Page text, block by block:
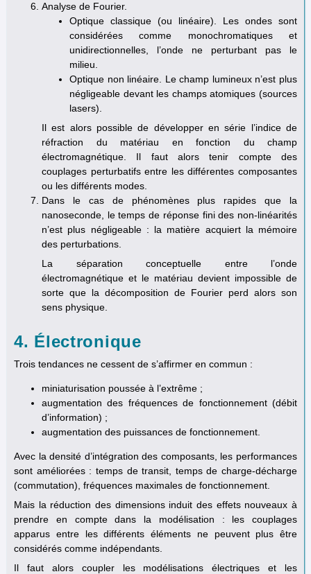
Analyse de Fourier.
Optique classique (ou linéaire). Les ondes sont
considérées comme monochromatiques et
unidirectionnelles, l’onde ne perturbant pas le
milieu.
Optique non linéaire. Le champ lumineux n’est plus
négligeable devant les champs atomiques (sources
lasers).
Il est alors possible de développer en série l’indice de
réfraction du matériau en fonction du champ
électromagnétique. Il faut alors tenir compte des
couplages perturbatifs entre les différentes composantes
ou les différents modes.
Dans le cas de phénomènes plus rapides que la
nanoseconde, le temps de réponse fini des non-linéarités
n’est plus négligeable : la matière acquiert la mémoire
des perturbations.
La séparation conceptuelle entre l’onde
électromagnétique et le matériau devient impossible de
sorte que la décomposition de Fourier perd alors son
sens physique.
4. Électronique
Trois tendances ne cessent de s’affirmer en commun :
miniaturisation poussée à l’extrême ;
augmentation des fréquences de fonctionnement (débit
d’information) ;
augmentation des puissances de fonctionnement.
Avec la densité d’intégration des composants, les performances
sont améliorées : temps de transit, temps de charge-décharge
(commutation), fréquences maximales de fonctionnement.
Mais la réduction des dimensions induit des effets nouveaux à
prendre en compte dans la modélisation : les couplages
apparus entre les différents éléments ne peuvent plus être
considérés comme indépendants.
Il faut alors coupler les modélisations électriques et les